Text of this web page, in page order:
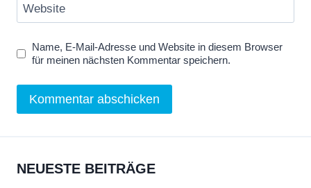
Website
Name, E-Mail-Adresse und Website in diesem Browser
für meinen nächsten Kommentar speichern.
NEUESTE BEITRÄGE